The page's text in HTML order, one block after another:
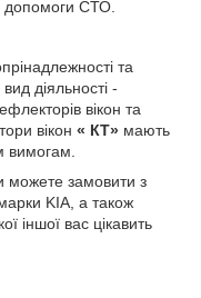
допомоги СТО.
та
діяльності -
вікон та
вікон « КТ» мають
вимогам.
можете замовити з
KIA, а також
іншої вас цікавить